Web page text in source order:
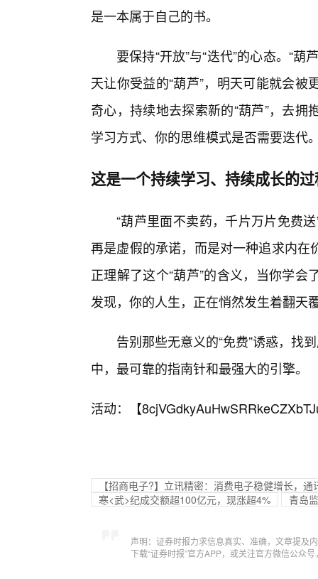
是一本属于自己的书。
要保持“开放”与“迭代”的心态。“
天让你受益的“葫芦”，明天可能就会
奇心，持续地去探索新的“葫芦”，去
学习方式、你的思维模式是否需要迭代
这是一个持续学习、持续成长的
“葫芦里面不卖药，千片万片免费
再是虚假的承诺，而是对一种追求内
正理解了这个“葫芦”的含义，当你学
发现，你的人生，正在悄然发生着翻天
告别那些无意义的“免费”诱惑，找
中，最可靠的指南针和最强大的引擎。
活动：【
【招商电子?】立讯精密：消费电子稳健增长，
寒<武>纪成交额超100亿元，现涨超4%
青岛
声明：证券时报力求信息真实、准确，文章提及
下载“证券时报”官方APP，或关注官方微信公众